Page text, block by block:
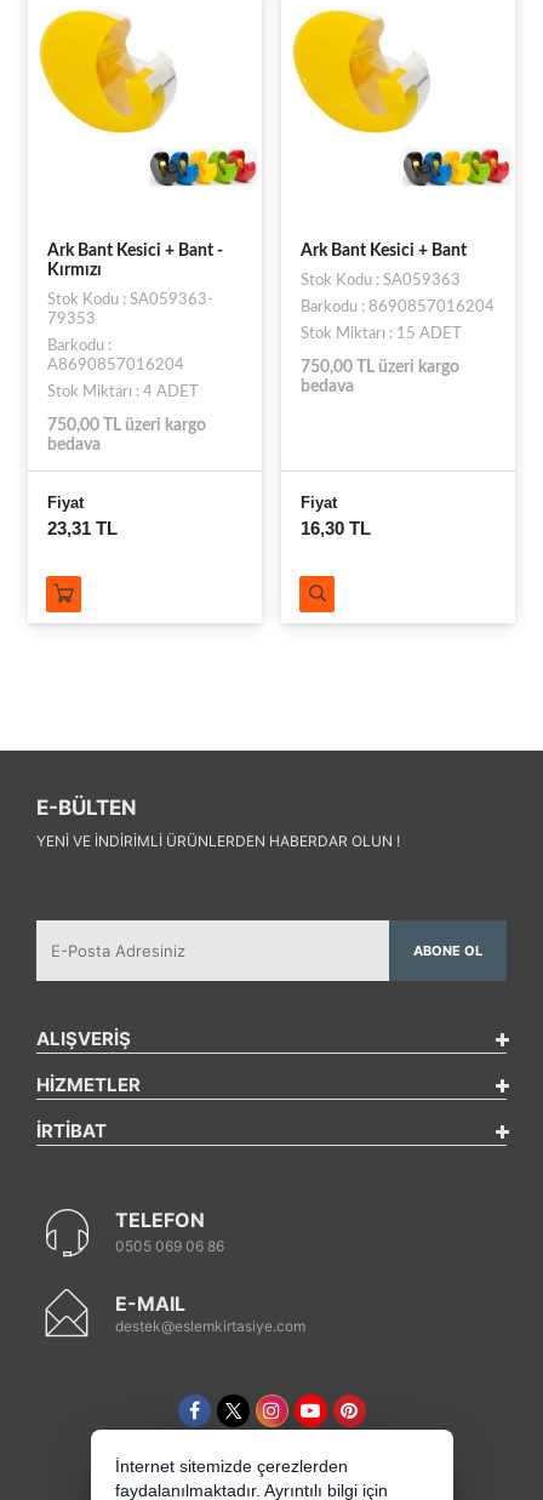
Ark Bant Kesici + Bant -
Kırmızı
Stok Kodu : SA059363-
79353
Barkodu :
A8690857016204
Stok Miktarı : 4 ADET
750,00 TL üzeri kargo
bedava
Fiyat
23,31 TL
Ark Bant Kesici + Bant
Stok Kodu : SA059363
Barkodu : 8690857016204
Stok Miktarı : 15 ADET
750,00 TL üzeri kargo
bedava
Fiyat
16,30 TL
E-BÜLTEN
YENI VE INDIRIMLI ÜRÜNLERDEN HABERDAR OLUN !
ABONE OL
ALIŞVERİŞ
HİZMETLER
İRTİBAT
TELEFON
0505 069 06 86
E-MAIL
destek@eslemkirtasiye.com
İnternet sitemizde çerezlerden
faydalanılmaktadır. Ayrıntılı bilgi için